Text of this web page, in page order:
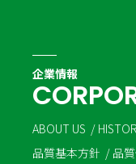
企業情報
CORPO
ABOUT US
品質基本方針
品